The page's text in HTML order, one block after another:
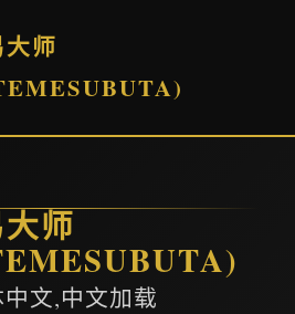
师
师
文,中文加载